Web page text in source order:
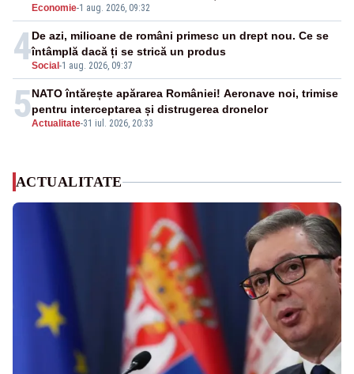
Economie-1 aug. 2026, 09:32
4Social -1 aug. 2026, 09:37
De azi, milioane de români primesc un drept nou. Ce se
întâmplă dacă ți se strică un produs
5Actualitate-31 iul. 2026, 20:33
NATO întărește apărarea României! Aeronave noi, trimise
pentru interceptarea și distrugerea dronelor
ACTUALITATE